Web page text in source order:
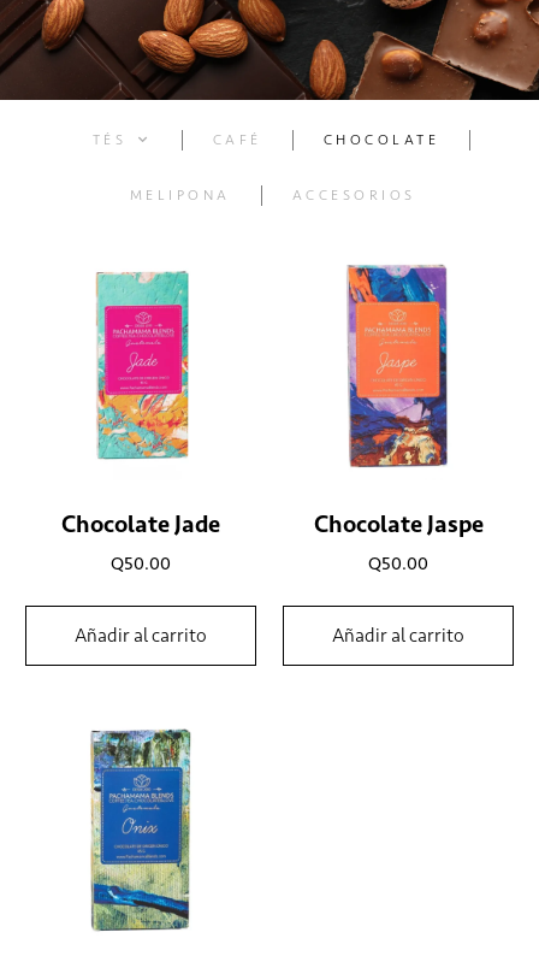
TÉS CAFÉ CHOCOLATE
MELIPONA ACCESORIOS
Chocolate Jade
Q50.00
Añadir al carrito
Chocolate Jaspe
Q50.00
Añadir al carrito